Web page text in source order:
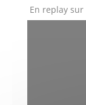
En replay sur